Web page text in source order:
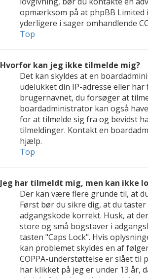
opmærksom på at phpBB Limited
yderligere i sager omhandlende
Top
Hvorfor kan jeg ikke tilmelde mig?
Det kan skyldes at en
udelukket din IP-adresse eller
brugernavnet, du forsøger at
boardadministrator kan også
for at tilmelde sig fra og bevidst
tilmeldinger. Kontakt en
hjælp.
Top
Jeg har tilmeldt mig, men kan ikke
Der kan være flere grunde til, at
Først bør du sikre dig, at du
adgangskode korrekt. Husk, at
store og små bogstaver i
tasten "Caps Lock". Hvis
kan problemet skyldes en af
COPPA-understøttelse er slået til
har klikket på jeg er under 13 år,